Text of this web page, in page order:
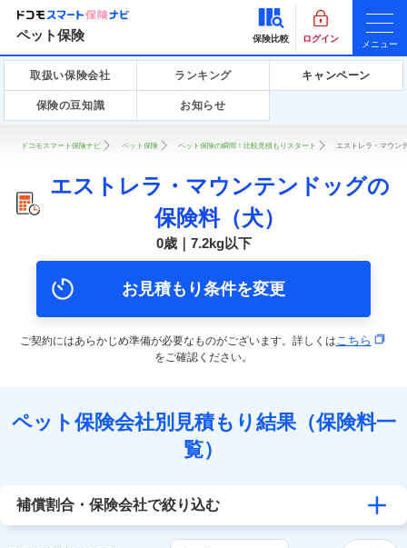
ペット保険 保険比較 ログイン
メニュー
取扱い保険会社 ランキング キャンペーン
保険の豆知識 お知らせ
ドコモスマート保険ナビ ペット保険 ペット保険の瞬間！比較見積もりスタート エストレラ・マウン
エストレラ・マウンテンドッグの
保険料（犬）
0歳｜7.2kg以下
お見積もり条件を変更
ご契約にはあらかじめ準備が必要なものがございます。詳しくはこちら
をご確認ください。
ペット保険会社別見積もり結果（保険料一
覧）
補償割合・保険会社で絞り込む